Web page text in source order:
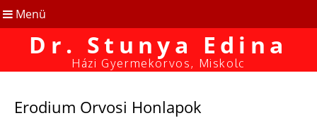
Menü
Dr. Stunya Edina
Házi Gyermekorvos, Miskolc
Erodium Orvosi Honlapok